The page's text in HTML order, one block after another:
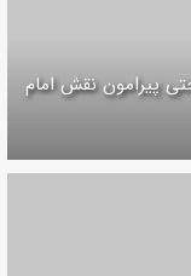
پیرامون نقش امام